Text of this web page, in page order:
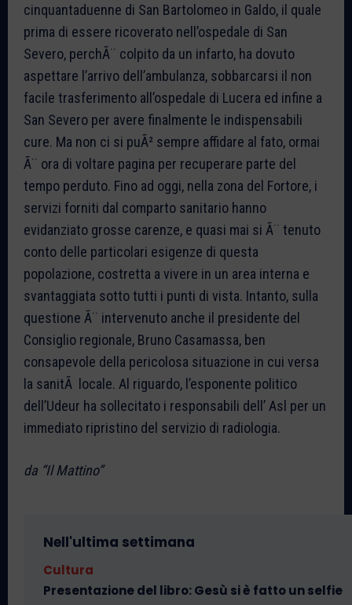
cinquantaduenne di San Bartolomeo in Galdo, il quale
prima di essere ricoverato nell’ospedale di San
Severo, perchÃ¨ colpito da un infarto, ha dovuto
aspettare l’arrivo dell’ambulanza, sobbarcarsi il non
facile trasferimento all’ospedale di Lucera ed infine a
San Severo per avere finalmente le indispensabili
cure. Ma non ci si puÃ² sempre affidare al fato, ormai
Ã¨ ora di voltare pagina per recuperare parte del
tempo perduto. Fino ad oggi, nella zona del Fortore, i
servizi forniti dal comparto sanitario hanno
evidanziato grosse carenze, e quasi mai si Ã¨ tenuto
conto delle particolari esigenze di questa
popolazione, costretta a vivere in un area interna e
svantaggiata sotto tutti i punti di vista. Intanto, sulla
questione Ã¨ intervenuto anche il presidente del
Consiglio regionale, Bruno Casamassa, ben
consapevole della pericolosa situazione in cui versa
la sanitÃ locale. Al riguardo, l’esponente politico
dell’Udeur ha sollecitato i responsabili dell’ Asl per un
immediato ripristino del servizio di radiologia.
da “Il Mattino”
Nell'ultima settimana
Cultura
Presentazione del libro: Gesù si è fatto un selfie